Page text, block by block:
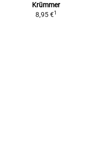
Krümmer
8,95 €1